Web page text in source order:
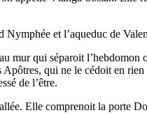
et l’aqueduc de
mur qui séparoit
qui ne le cédoit en
de l’être.
Elle comprenoit la porte